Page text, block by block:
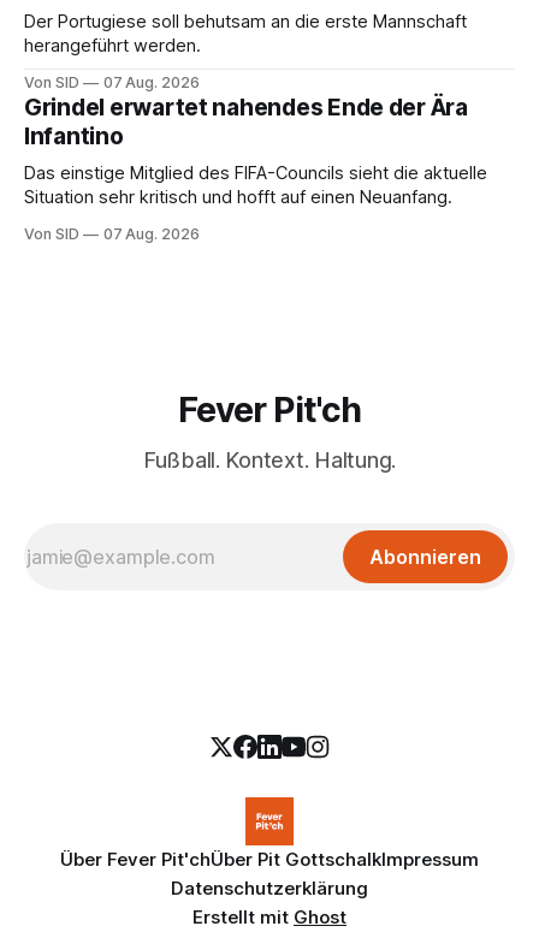
Der Portugiese soll behutsam an die erste Mannschaft
herangeführt werden.
Von SID 07 Aug. 2026
Grindel erwartet nahendes Ende der Ära
Infantino
Das einstige Mitglied des FIFA-Councils sieht die aktuelle
Situation sehr kritisch und hofft auf einen Neuanfang.
Von SID 07 Aug. 2026
Fever Pit'ch
Fußball. Kontext. Haltung.
Abonnieren
Über Fever Pit'chÜber Pit GottschalkImpressum
Datenschutzerklärung
Erstellt mit Ghost